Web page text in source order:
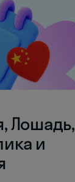
Лошадь,
и